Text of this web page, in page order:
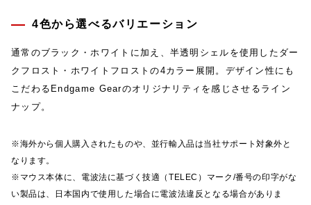
4色から選べるバリエーション
通常のブラック・ホワイトに加え、半透明シェルを使用したダー
クフロスト・ホワイトフロストの4カラー展開。デザイン性にも
こだわるEndgame Gearのオリジナリティを感じさせるライン
ナップ。
※海外から個人購入されたものや、並行輸入品は当社サポート対象外と
なります。
※マウス本体に、電波法に基づく技適（TELEC）マーク/番号の印字がな
い製品は、日本国内で使用した場合に電波法違反となる場合がありま